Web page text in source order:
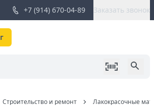
+7 (914) 670-04-89 Заказать звонок
Строительство и ремонт Лакокрасочные